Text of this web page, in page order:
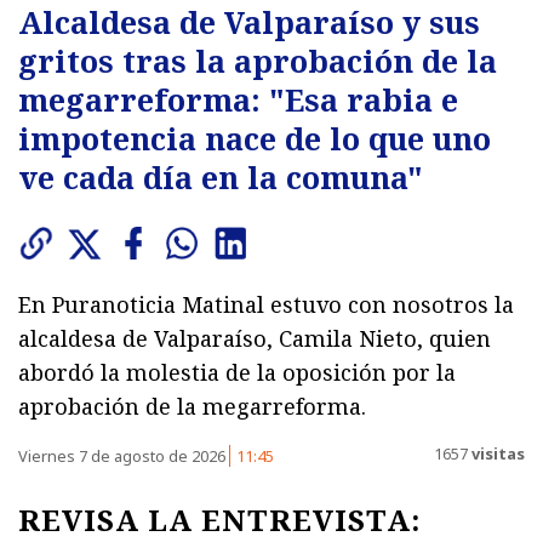
Alcaldesa de Valparaíso y sus
gritos tras la aprobación de la
megarreforma: "Esa rabia e
impotencia nace de lo que uno
ve cada día en la comuna"
En Puranoticia Matinal estuvo con nosotros la
alcaldesa de Valparaíso, Camila Nieto, quien
abordó la molestia de la oposición por la
aprobación de la megarreforma.
Viernes 7 de agosto de 2026 11:45 1657visitas
REVISA LA ENTREVISTA: